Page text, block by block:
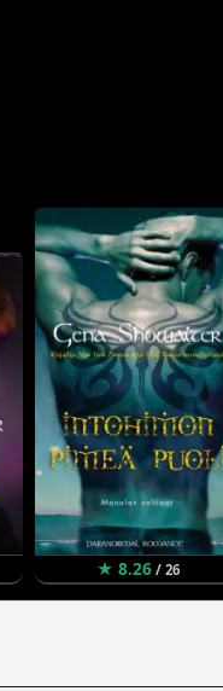
★ 8.26/ 26